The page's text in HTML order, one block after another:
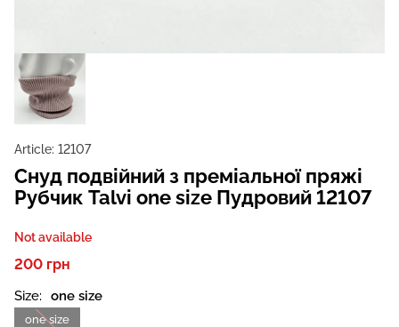
Article: 12107
Снуд подвійний з преміальної пряжі
Рубчик Talvi one size Пудровий 12107
Not available
200 грн
Size: one size
one size